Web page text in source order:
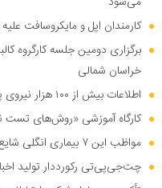
کارمندان اپل و مایکروسافت
برگزاری دومین جلسه کارگروه
خراسان شمالی
اطلاعات بیش از ۱۰۰ هزار نیروی پلیس و کارمند امنیتی بریتانیا هک شد
کارگاه آموزشی «روش‌های تست
مواظب این ۷ بیماری انگلی شایع در تابستان باشید
چت‌جی‌پی‌تی رکورددار تولید